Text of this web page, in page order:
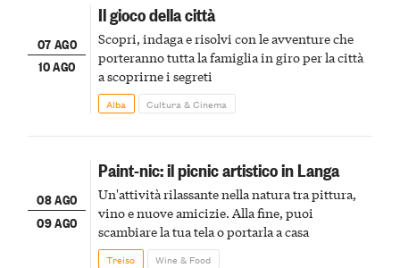
07 AGO
10 AGO
Il gioco della città
Scopri, indaga e risolvi con le avventure che
porteranno tutta la famiglia in giro per la città
a scoprirne i segreti
Alba Cultura & Cinema
08 AGO
09 AGO
Paint-nic: il picnic artistico in Langa
Un'attività rilassante nella natura tra pittura,
vino e nuove amicizie. Alla fine, puoi
scambiare la tua tela o portarla a casa
Treiso Wine & Food